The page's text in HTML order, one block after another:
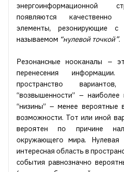
энергоинформационной
появляются качественно
элементы, резонирующие с
называемом “нулевой точкой”.
Резонансные нооканалы –
перенесения
пространство
“возвышенности” –
“низины” – менее вероятные
возможности. Тот или иной
вероятен по причине
окружающего мира.
интересная область в
события равнозначно